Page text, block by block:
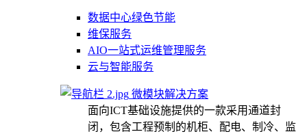
数据中心绿色节能
维保服务
AIO一站式运维管理服务
云与智能服务
微模块解决方案
面向ICT基础设施提供的一款采用通道封
闭，包含工程预制的机柜、配电、制冷、监